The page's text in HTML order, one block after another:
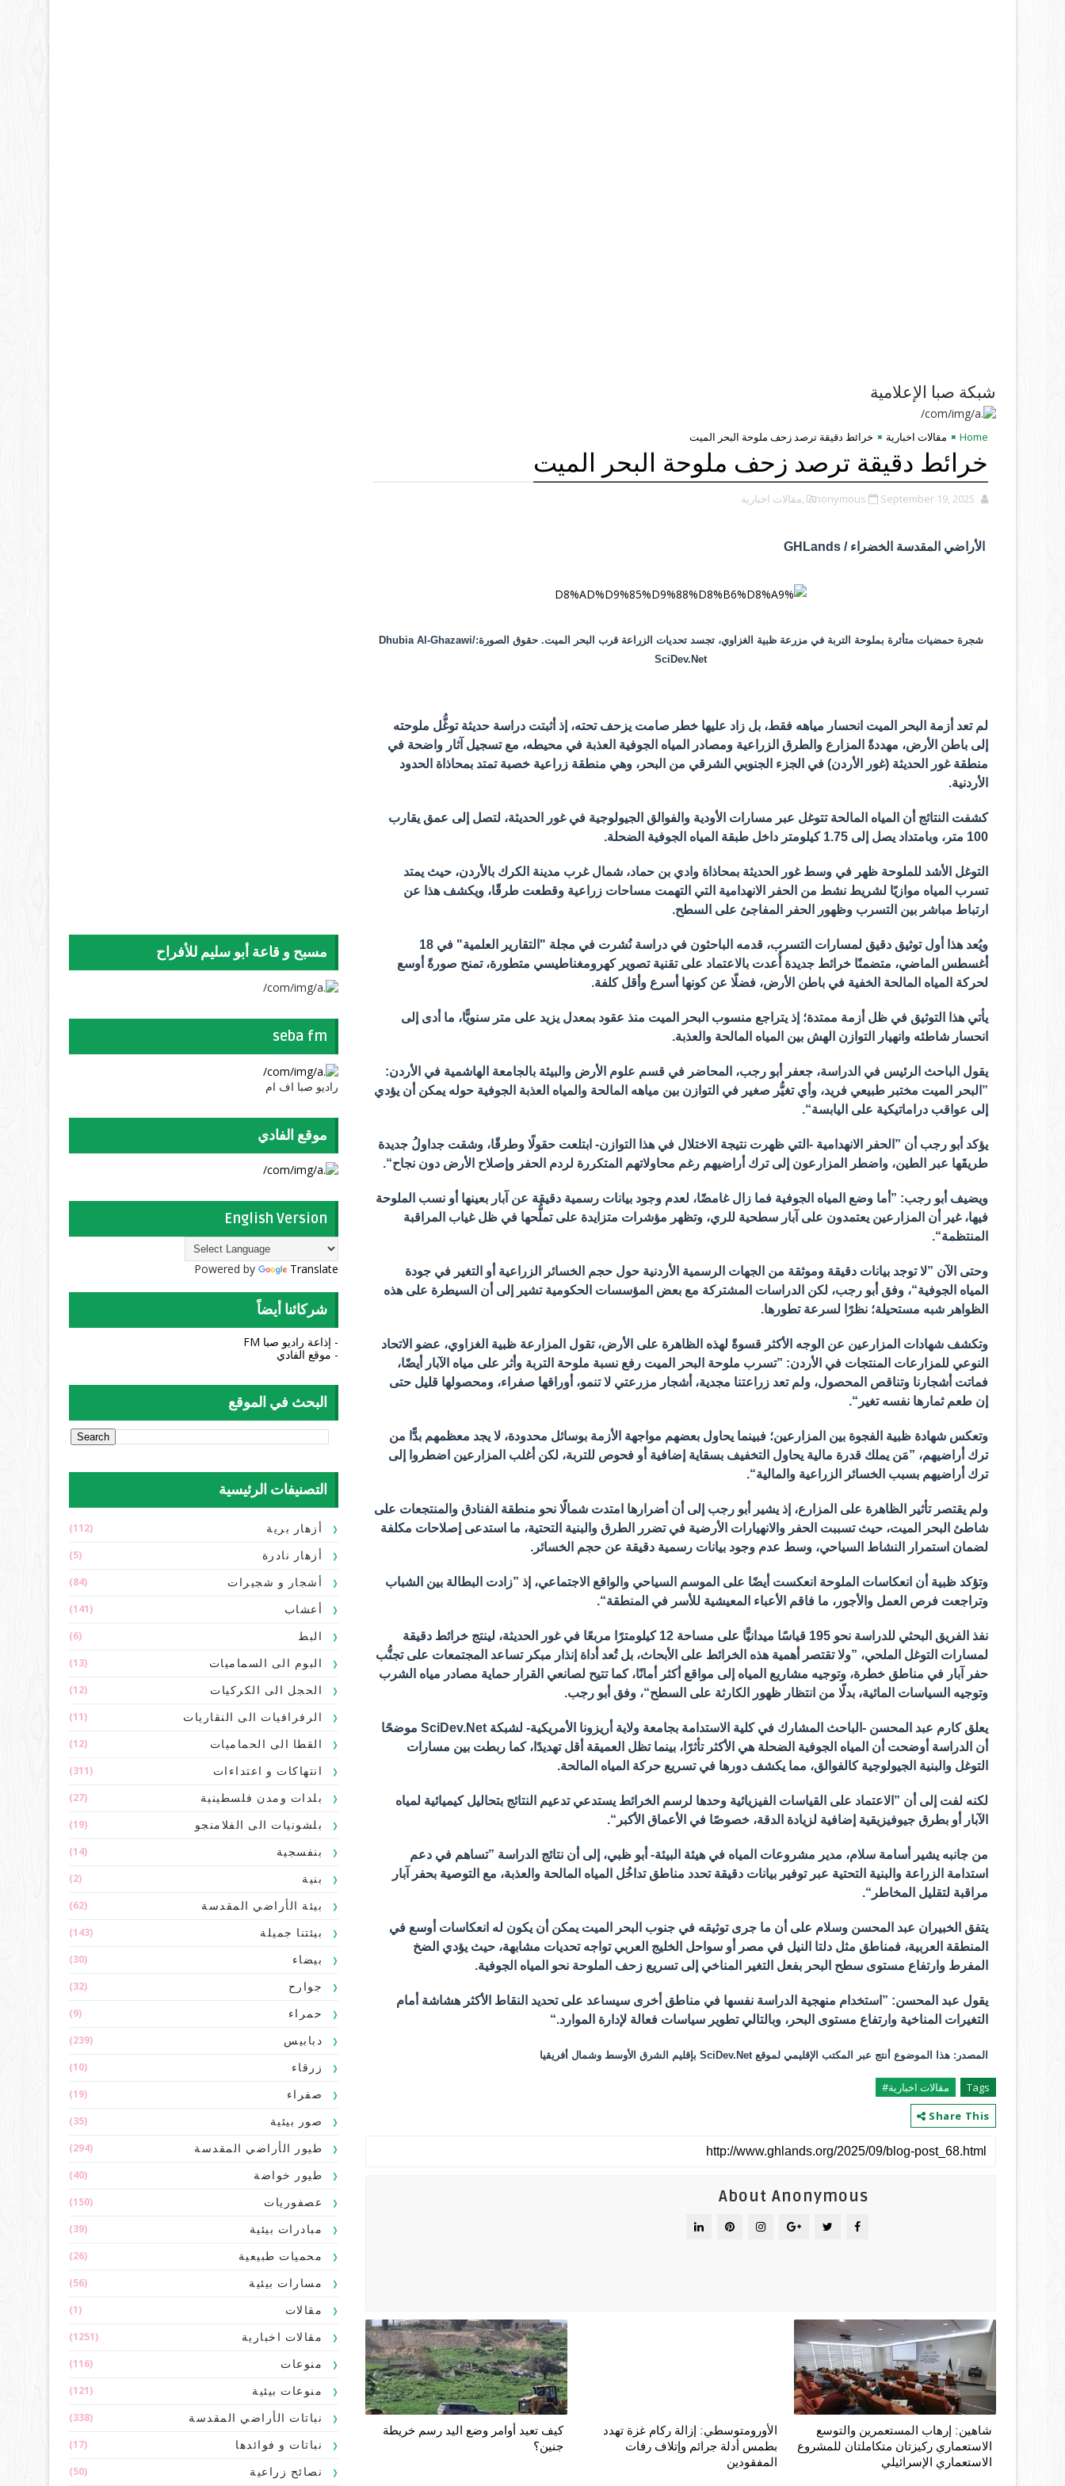
شبكة صبا الإعلامية
Home مقالات اخبارية خرائط دقيقة ترصد زحف ملوحة البحر الميت
خرائط دقيقة ترصد زحف ملوحة البحر الميت
Anonymous September 19, 2025 ,مقالات اخبارية
الأراضي المقدسة الخضراء / GHLands
شجرة حمضيات متأثرة بملوحة التربة في مزرعة ظبية الغزاوي، تجسد تحديات الزراعة قرب البحر الميت. حقوق الصورة:Dhubia Al-Ghazawi/
SciDev.Net
لم تعد أزمة البحر الميت انحسار مياهه فقط، بل زاد عليها خطر صامت يزحف تحته، إذ أثبتت دراسة حديثة توغُّل ملوحته
إلى باطن الأرض، مهددةً المزارع والطرق الزراعية ومصادر المياه الجوفية العذبة في محيطه، مع تسجيل آثار واضحة في
منطقة غور الحديثة (غور الأردن) في الجزء الجنوبي الشرقي من البحر، وهي منطقة زراعية خصبة تمتد بمحاذاة الحدود
الأردنية.
كشفت النتائج أن المياه المالحة تتوغل عبر مسارات الأودية والفوالق الجيولوجية في غور الحديثة، لتصل إلى عمق يقارب
100 متر، وبامتداد يصل إلى 1.75 كيلومتر داخل طبقة المياه الجوفية الضحلة.
التوغل الأشد للملوحة ظهر في وسط غور الحديثة بمحاذاة وادي بن حماد، شمال غرب مدينة الكرك بالأردن، حيث يمتد
تسرب المياه موازيًا لشريط نشط من الحفر الانهدامية التي التهمت مساحات زراعية وقطعت طرقًا، ويكشف هذا عن
ارتباط مباشر بين التسرب وظهور الحفر المفاجئ على السطح.
ويُعد هذا أول توثيق دقيق لمسارات التسرب، قدمه الباحثون في دراسة نُشرت في مجلة "التقارير العلمية" في 18
أغسطس الماضي، متضمنًا خرائط جديدة أُعدت بالاعتماد على تقنية تصوير كهرومغناطيسي متطورة، تمنح صورةً أوسع
لحركة المياه المالحة الخفية في باطن الأرض، فضلًا عن كونها أسرع وأقل كلفة.
يأتي هذا التوثيق في ظل أزمة ممتدة؛ إذ يتراجع منسوب البحر الميت منذ عقود بمعدل يزيد على متر سنويًّا، ما أدى إلى
انحسار شاطئه وانهيار التوازن الهش بين المياه المالحة والعذبة.
يقول الباحث الرئيس في الدراسة، جعفر أبو رجب، المحاضر في قسم علوم الأرض والبيئة بالجامعة الهاشمية في الأردن:
”البحر الميت مختبر طبيعي فريد، وأي تغيُّر صغير في التوازن بين مياهه المالحة والمياه العذبة الجوفية حوله يمكن أن يؤدي
إلى عواقب دراماتيكية على اليابسة“.
يؤكد أبو رجب أن ”الحفر الانهدامية -التي ظهرت نتيجة الاختلال في هذا التوازن- ابتلعت حقولًا وطرقًا، وشقت جداولُ جديدة
طريقَها عبر الطين، واضطر المزارعون إلى ترك أراضيهم رغم محاولاتهم المتكررة لردم الحفر وإصلاح الأرض دون نجاح“.
ويضيف أبو رجب: ”أما وضع المياه الجوفية فما زال غامضًا، لعدم وجود بيانات رسمية دقيقة عن آبار بعينها أو نسب الملوحة
فيها، غير أن المزارعين يعتمدون على آبار سطحية للري، وتظهر مؤشرات متزايدة على تملُّحها في ظل غياب المراقبة
المنتظمة“.
وحتى الآن ”لا توجد بيانات دقيقة وموثقة من الجهات الرسمية الأردنية حول حجم الخسائر الزراعية أو التغير في جودة
المياه الجوفية“، وفق أبو رجب، لكن الدراسات المشتركة مع بعض المؤسسات الحكومية تشير إلى أن السيطرة على هذه
الظواهر شبه مستحيلة؛ نظرًا لسرعة تطورها.
وتكشف شهادات المزارعين عن الوجه الأكثر قسوةً لهذه الظاهرة على الأرض، تقول المزارعة ظبية الغزاوي، عضو الاتحاد
النوعي للمزارعات المنتجات في الأردن: ”تسرب ملوحة البحر الميت رفع نسبة ملوحة التربة وأثر على مياه الآبار أيضًا،
فماتت أشجارنا وتناقص المحصول، ولم تعد زراعتنا مجدية، أشجار مزرعتي لا تنمو، أوراقها صفراء، ومحصولها قليل حتى
إن طعم ثمارها نفسه تغير“.
وتعكس شهادة ظبية الفجوة بين المزارعين؛ فبينما يحاول بعضهم مواجهة الأزمة بوسائل محدودة، لا يجد معظمهم بدًّا من
ترك أراضيهم، ”مَن يملك قدرة مالية يحاول التخفيف بسقاية إضافية أو فحوص للتربة، لكن أغلب المزارعين اضطروا إلى
ترك أراضيهم بسبب الخسائر الزراعية والمالية“.
ولم يقتصر تأثير الظاهرة على المزارع، إذ يشير أبو رجب إلى أن أضرارها امتدت شمالًا نحو منطقة الفنادق والمنتجعات على
شاطئ البحر الميت، حيث تسببت الحفر والانهيارات الأرضية في تضرر الطرق والبنية التحتية، ما استدعى إصلاحات مكلفة
لضمان استمرار النشاط السياحي، وسط عدم وجود بيانات رسمية دقيقة عن حجم الخسائر.
وتؤكد ظبية أن انعكاسات الملوحة انعكست أيضًا على الموسم السياحي والواقع الاجتماعي، إذ ”زادت البطالة بين الشباب
وتراجعت فرص العمل والأجور، ما فاقم الأعباء المعيشية للأسر في المنطقة“.
نفذ الفريق البحثي للدراسة نحو 195 قياسًا ميدانيًّا على مساحة 12 كيلومترًا مربعًا في غور الحديثة، لينتج خرائط دقيقة
لمسارات التوغل الملحي، ”ولا تقتصر أهمية هذه الخرائط على الأبحاث، بل تُعد أداة إنذار مبكر تساعد المجتمعات على تجنُّب
حفر آبار في مناطق خطرة، وتوجيه مشاريع المياه إلى مواقع أكثر أمانًا، كما تتيح لصانعي القرار حماية مصادر مياه الشرب
وتوجيه السياسات المائية، بدلًا من انتظار ظهور الكارثة على السطح“، وفق أبو رجب.
يعلق كارم عبد المحسن -الباحث المشارك في كلية الاستدامة بجامعة ولاية أريزونا الأمريكية- لشبكة SciDev.Net موضحًا
أن الدراسة أوضحت أن المياه الجوفية الضحلة هي الأكثر تأثرًا، بينما تظل العميقة أقل تهديدًا، كما ربطت بين مسارات
التوغل والبنية الجيولوجية كالفوالق، مما يكشف دورها في تسريع حركة المياه المالحة.
لكنه لفت إلى أن ”الاعتماد على القياسات الفيزيائية وحدها لرسم الخرائط يستدعي تدعيم النتائج بتحاليل كيميائية لمياه
الآبار أو بطرق جيوفيزيقية إضافية لزيادة الدقة، خصوصًا في الأعماق الأكبر“.
من جانبه يشير أسامة سلام، مدير مشروعات المياه في هيئة البيئة- أبو ظبي، إلى أن نتائج الدراسة ”تساهم في دعم
استدامة الزراعة والبنية التحتية عبر توفير بيانات دقيقة تحدد مناطق تداخُل المياه المالحة والعذبة، مع التوصية بحفر آبار
مراقبة لتقليل المخاطر“.
يتفق الخبيران عبد المحسن وسلام على أن ما جرى توثيقه في جنوب البحر الميت يمكن أن يكون له انعكاسات أوسع في
المنطقة العربية، فمناطق مثل دلتا النيل في مصر أو سواحل الخليج العربي تواجه تحديات مشابهة، حيث يؤدي الضخ
المفرط وارتفاع مستوى سطح البحر بفعل التغير المناخي إلى تسريع زحف الملوحة نحو المياه الجوفية.
يقول عبد المحسن: ”استخدام منهجية الدراسة نفسها في مناطق أخرى سيساعد على تحديد النقاط الأكثر هشاشة أمام
التغيرات المناخية وارتفاع مستوى البحر، وبالتالي تطوير سياسات فعالة لإدارة الموارد.“
المصدر: هذا الموضوع أنتج عبر المكتب الإقليمي لموقع SciDev.Net بإقليم الشرق الأوسط وشمال أفريقيا
Tags
مقالات اخبارية#
Share This
About Anonymous
كيف تعيد أوامر وضع اليد رسم خريطة
جنين؟
الأورومتوسطي: إزالة ركام غزة تهدد
بطمس أدلة جرائم وإتلاف رفات
المفقودين
شاهين: إرهاب المستعمرين والتوسع
الاستعماري ركيزتان متكاملتان للمشروع
الاستعماري الإسرائيلي
مسبح و قاعة أبو سليم للأفراح
seba fm
راديو صبا اف ام
موقع الفادي
English Version
Powered by Translate
شركائنا أيضاً
- إذاعة راديو صبا FM
- موقع الفادي
البحث في الموقع
التصنيفات الرئيسية
أزهار برية (112)
أزهار نادرة (5)
أشجار و شجيرات (84)
أعشاب (141)
البط (6)
البوم الى السماميات (13)
الحجل الى الكركيات (12)
الرفرافيات الى النقاريات (11)
القطا الى الحماميات (12)
انتهاكات و اعتداءات (311)
بلدات ومدن فلسطينية (27)
بلشونيات الى الفلامنجو (19)
بنفسجية (14)
بنية (2)
بيئة الأراضي المقدسة (62)
بيئتنا جميلة (143)
بيضاء (30)
جوارح (32)
حمراء (9)
دبابيس (239)
زرقاء (10)
صفراء (19)
صور بيئية (35)
طيور الأراضي المقدسة (294)
طيور خواضة (40)
عصفوريات (150)
مبادرات بيئية (39)
محميات طبيعية (26)
مسارات بيئية (56)
مقالات (1)
مقالات اخبارية (1251)
منوعات (116)
منوعات بيئية (121)
نباتات الأراضي المقدسة (338)
نباتات و فوائدها (17)
نصائح زراعية (50)